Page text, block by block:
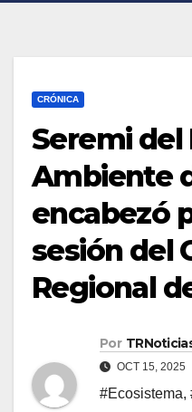
CRÓNICA
Seremi del
Ambiente
encabezó
sesión del
Regional
Por
OCT 15, 2025
#Ecosistema,